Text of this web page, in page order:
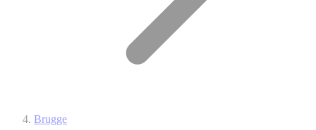
Brugge